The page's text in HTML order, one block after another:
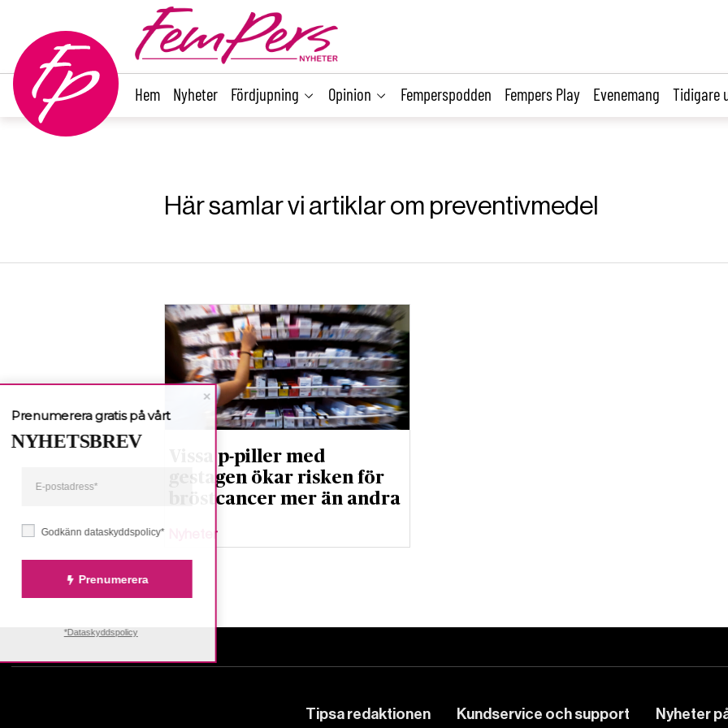
Hem Nyheter Fördjupning Opinion Femperspodden Fempers Play Evenemang Tidigare
Här samlar vi artiklar om preventivmedel
Vissa p-piller med
gestagen ökar risken för
bröstcancer mer än andra
Nyheter
Tipsa redaktionen Kundservice och support Nyheter
Godkänn dataskyddspolicy*
Prenumerera
Prenumerera gratis på vårt
NYHETSBREV
*Dataskyddspolicy